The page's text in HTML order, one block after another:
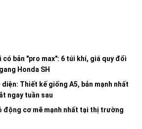
có bản "pro max": 6 túi khí, giá quy đổi
Honda SH
Thiết kế giống A5, bản mạnh nhất
ngay tuần sau
động cơ mẽ mạnh nhất tại thị trường